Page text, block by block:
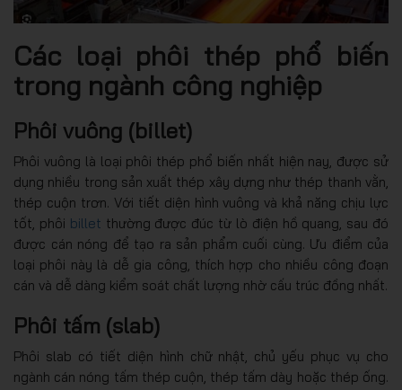
Các loại phôi thép phổ biến
trong ngành công nghiệp
Phôi vuông (billet)
Phôi vuông là loại phôi thép phổ biến nhất hiện nay, được sử
dụng nhiều trong sản xuất thép xây dựng như thép thanh vằn,
thép cuộn trơn. Với tiết diện hình vuông và khả năng chịu lực
tốt, phôi billet thường được đúc từ lò điện hồ quang, sau đó
được cán nóng để tạo ra sản phẩm cuối cùng. Ưu điểm của
loại phôi này là dễ gia công, thích hợp cho nhiều công đoạn
cán và dễ dàng kiểm soát chất lượng nhờ cấu trúc đồng nhất.
Phôi tấm (slab)
Phôi slab có tiết diện hình chữ nhật, chủ yếu phục vụ cho
ngành cán nóng tấm thép cuộn, thép tấm dày hoặc thép ống.